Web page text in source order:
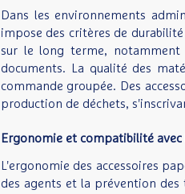
Dans les environnements
impose des critères de
sur le long terme, notamment
documents. La qualité des
commande groupée. Des
production de déchets,
Ergonomie et compatibilité
L'ergonomie des accessoires
des agents et la prévention des